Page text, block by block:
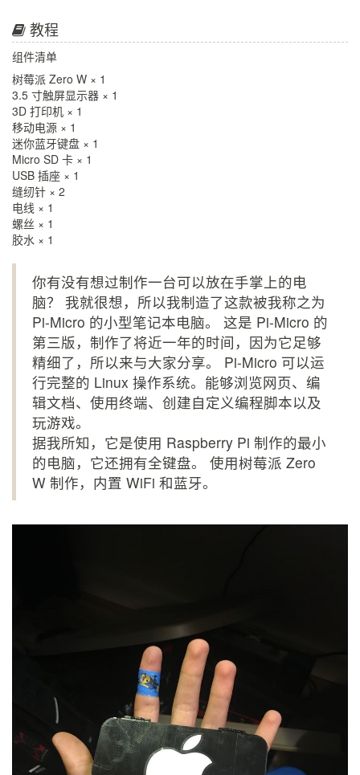
教程
组件清单
树莓派 Zero W × 1
3.5 寸触屏显示器 × 1
3D 打印机 × 1
移动电源 × 1
迷你蓝牙键盘 × 1
Micro SD 卡 × 1
USB 插座 × 1
缝纫针 × 2
电线 × 1
螺丝 × 1
胶水 × 1
你有没有想过制作一台可以放在手掌上的电
脑？ 我就很想，所以我制造了这款被我称之为
Pi-Micro 的小型笔记本电脑。 这是 Pi-Micro 的
第三版，制作了将近一年的时间，因为它足够
精细了，所以来与大家分享。 Pi-Micro 可以运
行完整的 Linux 操作系统。能够浏览网页、编
辑文档、使用终端、创建自定义编程脚本以及
玩游戏。
据我所知，它是使用 Raspberry Pi 制作的最小
的电脑，它还拥有全键盘。 使用树莓派 Zero
W 制作，内置 WiFi 和蓝牙。